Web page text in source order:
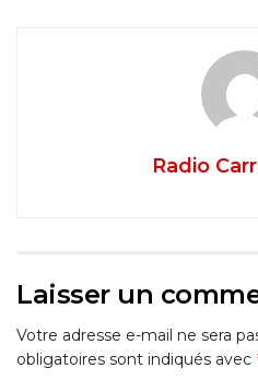
Radio
Laisser un
Votre adresse e-mail ne sera
obligatoires sont indiqués avec